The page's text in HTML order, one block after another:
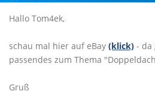
Hallo Tom4ek,
schau mal hier auf eBay (klick) - da
passendes zum Thema
Gruß